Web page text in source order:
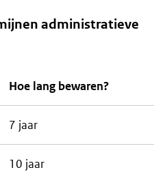
administratieve
Hoe lang bewaren?
7 jaar
10 jaar